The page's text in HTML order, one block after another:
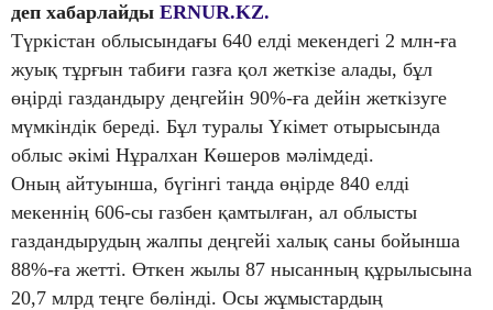
деп хабарлайды ERNUR.KZ.
Түркістан облысындағы 640 елді мекендегі 2 млн-ға
жуық тұрғын табиғи газға қол жеткізе алады, бұл
өңірді газдандыру деңгейін 90%-ға дейін жеткізуге
мүмкіндік береді. Бұл туралы Үкімет отырысында
облыс әкімі Нұралхан Көшеров мәлімдеді.
Оның айтуынша, бүгінгі таңда өңірде 840 елді
мекеннің 606-сы газбен қамтылған, ал облысты
газдандырудың жалпы деңгейі халық саны бойынша
88%-ға жетті. Өткен жылы 87 нысанның құрылысына
20,7 млрд теңге бөлінді. Осы жұмыстардың